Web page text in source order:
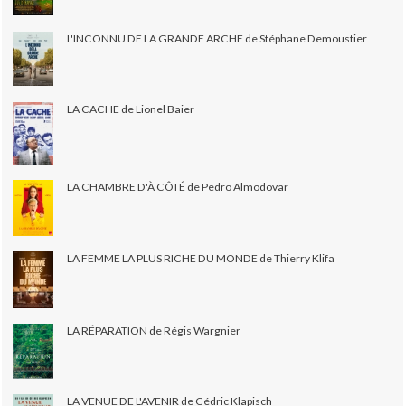
L'INCONNU DE LA GRANDE ARCHE de Stéphane Demoustier
LA CACHE de Lionel Baier
LA CHAMBRE D'À CÔTÉ de Pedro Almodovar
LA FEMME LA PLUS RICHE DU MONDE de Thierry Klifa
LA RÉPARATION de Régis Wargnier
LA VENUE DE L'AVENIR de Cédric Klapisch